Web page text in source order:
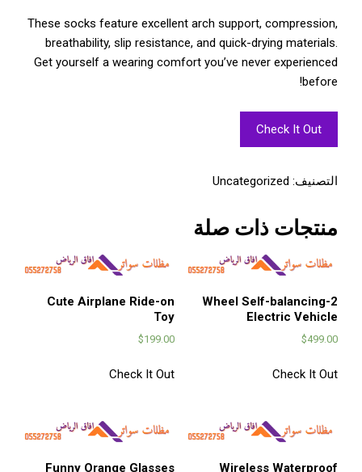
These socks feature excellent arch support, compression,
breathability, slip resistance, and quick-drying materials.
Get yourself a wearing comfort you’ve never experienced
before!
Check It Out
التصنيف: Uncategorized
منتجات ذات صلة
2-Wheel Self-balancing
Electric Vehicle
$499.00
Check It Out
Cute Airplane Ride-on
Toy
$199.00
Check It Out
Wireless Waterproof
Funny Orange Glasses